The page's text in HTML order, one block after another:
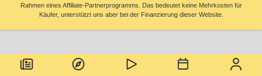
Rahmen eines Affiliate-Partnerprogramms. Das bedeutet keine Mehrkosten für
Käufer, unterstützt uns aber bei der Finanzierung dieser Website.